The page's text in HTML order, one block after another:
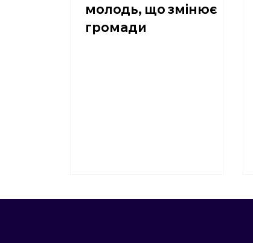
молодь, що змінює
громади